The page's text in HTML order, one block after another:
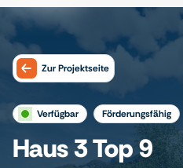
Zur Projektseite
verfügbar förderungsfähig
Haus 3 Top 9